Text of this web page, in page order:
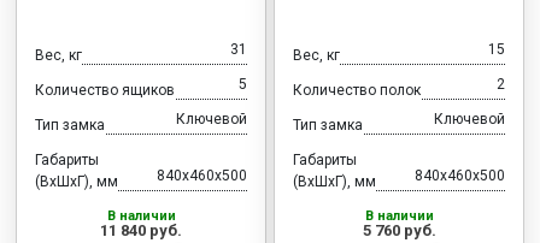
Вес, кг 31
Количество ящиков 5
Тип замка Ключевой
Габариты
(ВхШхГ), мм
840x460x500
В наличии
11 840 руб.
Вес, кг 15
Количество полок 2
Тип замка Ключевой
Габариты
(ВхШхГ), мм
840x460x500
В наличии
5 760 руб.